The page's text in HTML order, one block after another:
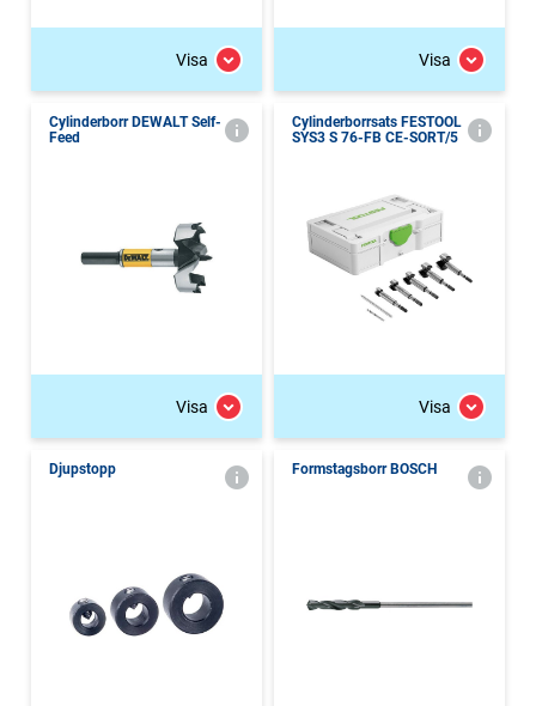
Visa Visa
Cylinderborr DEWALT Self-
Feed
Visa
Cylinderborrsats FESTOOL
SYS3 S 76-FB CE-SORT/5
Visa
Djupstopp Formstagsborr BOSCH